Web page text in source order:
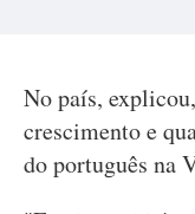
No país,
crescimento e
do português na